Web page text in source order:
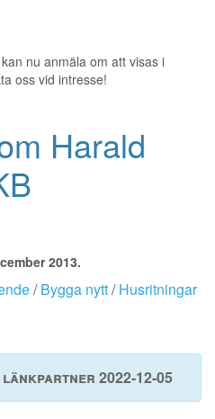
nu anmäla om att visas i
oss vid intresse!
Harald
2013.
/Bygga nytt/Husritningar
2022-12-05